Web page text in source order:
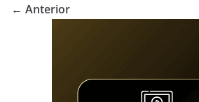
← Anterior